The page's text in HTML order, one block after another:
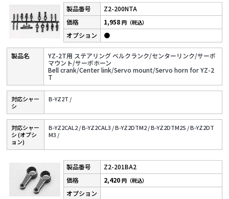
Z2-200NTA
YZ-2T用 ステアリング ベルクランク/センターリンク/サーボ
マウント/サーボホーン
Bell crank/Center link/Servo mount/Servo horn for YZ-2
T
1,958円（税込）
●
対応シャー
シ
B-YZ2T /
対応シャー
シ (オプシ
ョン)
B-YZ2CAL2 /B-YZ2CAL3 /B-YZ2DTM2 /B-YZ2DTM2S /B-YZ2DT
M3 /
Z2-201BA2
2,420円（税込）